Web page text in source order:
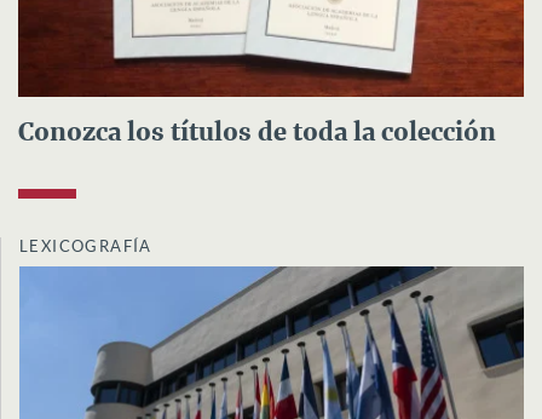
Conozca los títulos de toda la colección
LEXICOGRAFÍA